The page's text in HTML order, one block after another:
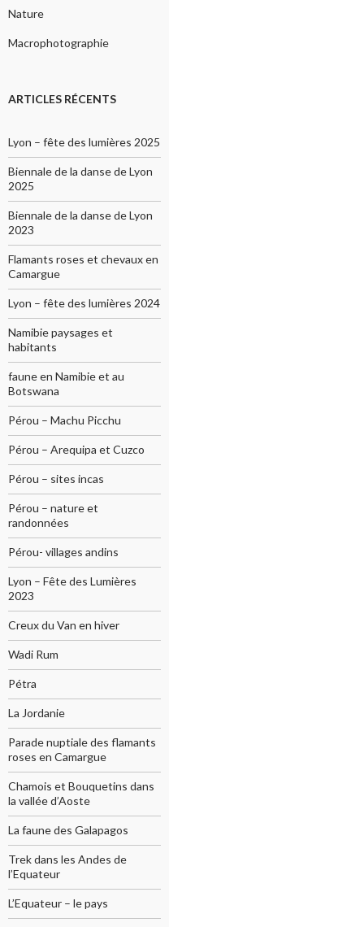
Nature
Macrophotographie
ARTICLES RÉCENTS
Lyon – fête des lumières 2025
Biennale de la danse de Lyon
2025
Biennale de la danse de Lyon
2023
Flamants roses et chevaux en
Camargue
Lyon – fête des lumières 2024
Namibie paysages et
habitants
faune en Namibie et au
Botswana
Pérou – Machu Picchu
Pérou – Arequipa et Cuzco
Pérou – sites incas
Pérou – nature et
randonnées
Pérou- villages andins
Lyon – Fête des Lumières
2023
Creux du Van en hiver
Wadi Rum
Pétra
La Jordanie
Parade nuptiale des flamants
roses en Camargue
Chamois et Bouquetins dans
la vallée d’Aoste
La faune des Galapagos
Trek dans les Andes de
l’Equateur
L’Equateur – le pays